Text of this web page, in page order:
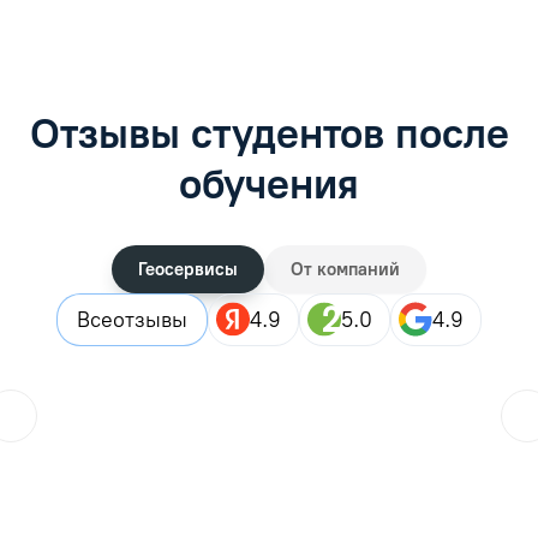
Отзывы студентов после
обучения
Геосервисы От компаний
Всеотзывы 4.9 5.0 4.9